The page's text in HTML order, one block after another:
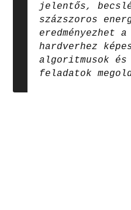
jelentős,
százszoros
eredményezhet
hardverhez
algoritmusok
feladatok